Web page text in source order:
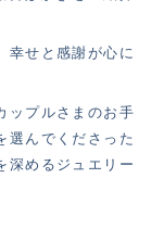
幸せと感謝が心に
ップルさまのお手
選んでくださった
深めるジュエリー